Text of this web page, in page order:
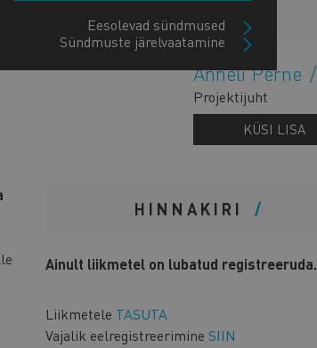
Eesolevad sündmused
Sündmuste järelvaatamine
LISAINFO
Anneli Perne
Projektijuht
KÜSI LISA
HINNAKIRI
Ainult liikmetel on lubatud registreeruda.
Liikmetele TASUTA
Vajalik eelregistreerimine SIIN